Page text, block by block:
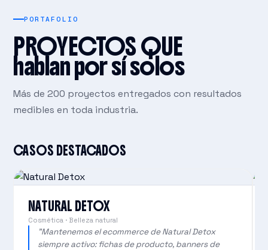
PORTAFOLIO
PROYECTOS QUE
hablan por sí solos
Más de 200 proyectos entregados con resultados
medibles en toda industria.
CASOS DESTACADOS
NATURAL DETOX
Cosmética · Belleza natural
"Mantenemos el ecommerce de Natural Detox
siempre activo: fichas de producto, banners de